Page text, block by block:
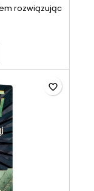
rozwiązując
favorite_border